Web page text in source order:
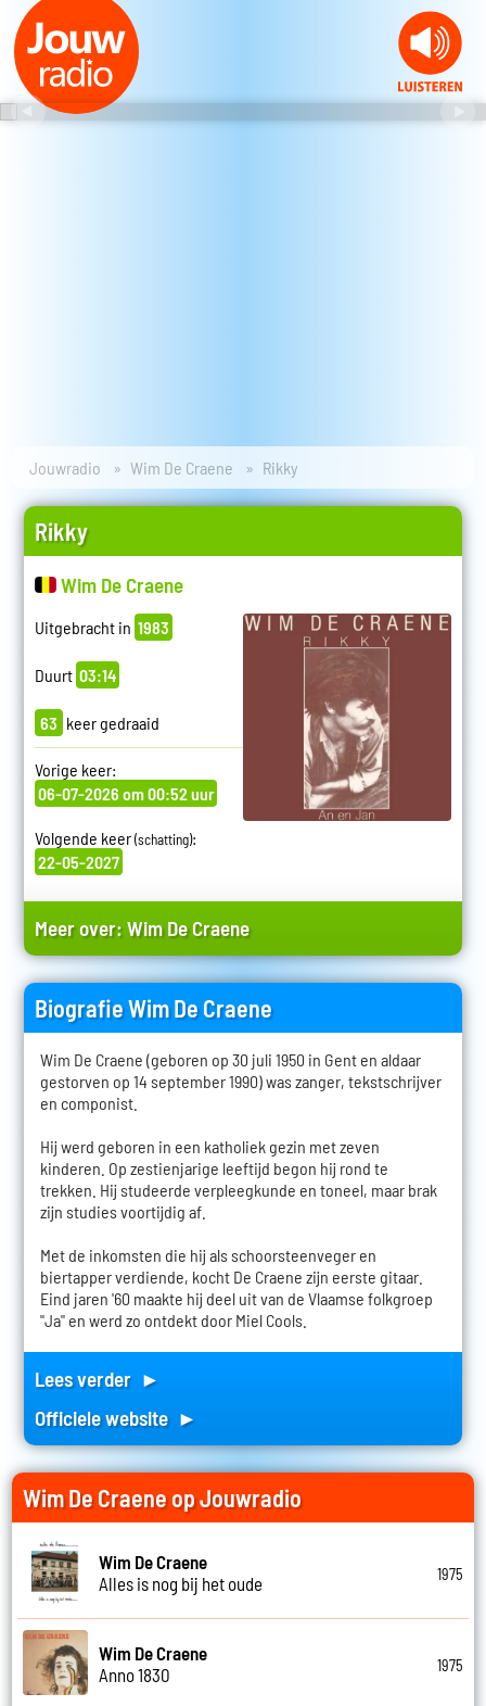
Jouwradio Wim De Craene Rikky
Rikky
Wim De Craene
Uitgebracht in 1983
Duurt 03:14
63 keer gedraaid
Vorige keer:
06-07-2026 om 00:52 uur
Volgende keer(schatting):
22-05-2027
Meer over:Wim De Craene
Biografie Wim De Craene
Wim De Craene (geboren op 30 juli 1950 in Gent en aldaar
gestorven op 14 september 1990) was zanger, tekstschrijver
en componist.
Hij werd geboren in een katholiek gezin met zeven
kinderen. Op zestienjarige leeftijd begon hij rond te
trekken. Hij studeerde verpleegkunde en toneel, maar brak
zijn studies voortijdig af.
Met de inkomsten die hij als schoorsteenveger en
biertapper verdiende, kocht De Craene zijn eerste gitaar.
Eind jaren '60 maakte hij deel uit van de Vlaamse folkgroep
"Ja" en werd zo ontdekt door Miel Cools.
Lees verder ►
Officiele website ►
Wim De Craene op Jouwradio
Wim De Craene
Alles is nog bij het oude
1975
Wim De Craene
Anno 1830
1975